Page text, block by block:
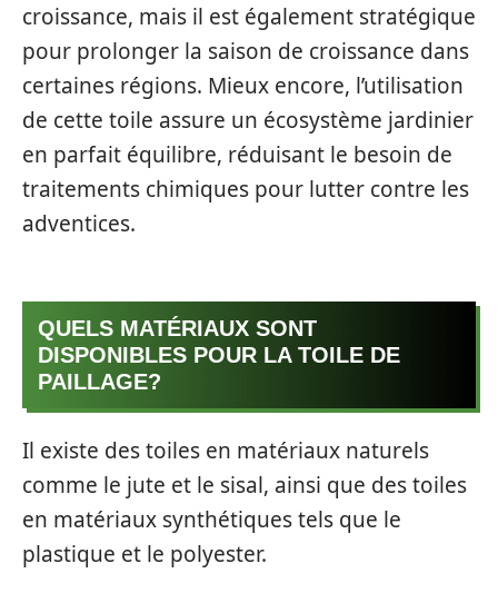
croissance, mais il est également stratégique
pour prolonger la saison de croissance dans
certaines régions. Mieux encore, l’utilisation
de cette toile assure un écosystème jardinier
en parfait équilibre, réduisant le besoin de
traitements chimiques pour lutter contre les
adventices.
QUELS MATÉRIAUX SONT
DISPONIBLES POUR LA TOILE DE
PAILLAGE?
Il existe des toiles en matériaux naturels
comme le jute et le sisal, ainsi que des toiles
en matériaux synthétiques tels que le
plastique et le polyester.